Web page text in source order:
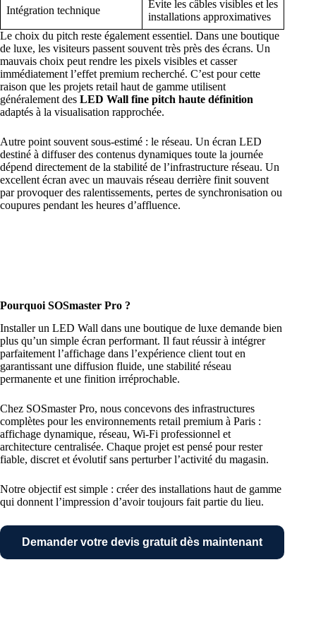
Intégration technique
Évite les câbles visibles et les
installations approximatives
Le choix du pitch reste également essentiel. Dans une boutique
de luxe, les visiteurs passent souvent très près des écrans. Un
mauvais choix peut rendre les pixels visibles et casser
immédiatement l’effet premium recherché. C’est pour cette
raison que les projets retail haut de gamme utilisent
généralement des LED Wall fine pitch haute définition
adaptés à la visualisation rapprochée.
Autre point souvent sous-estimé : le réseau. Un écran LED
destiné à diffuser des contenus dynamiques toute la journée
dépend directement de la stabilité de l’infrastructure réseau. Un
excellent écran avec un mauvais réseau derrière finit souvent
par provoquer des ralentissements, pertes de synchronisation ou
coupures pendant les heures d’affluence.
Pourquoi SOSmaster Pro ?
Installer un LED Wall dans une boutique de luxe demande bien
plus qu’un simple écran performant. Il faut réussir à intégrer
parfaitement l’affichage dans l’expérience client tout en
garantissant une diffusion fluide, une stabilité réseau
permanente et une finition irréprochable.
Chez SOSmaster Pro, nous concevons des infrastructures
complètes pour les environnements retail premium à Paris :
affichage dynamique, réseau, Wi-Fi professionnel et
architecture centralisée. Chaque projet est pensé pour rester
fiable, discret et évolutif sans perturber l’activité du magasin.
Notre objectif est simple : créer des installations haut de gamme
qui donnent l’impression d’avoir toujours fait partie du lieu.
Demander votre devis gratuit dès maintenant